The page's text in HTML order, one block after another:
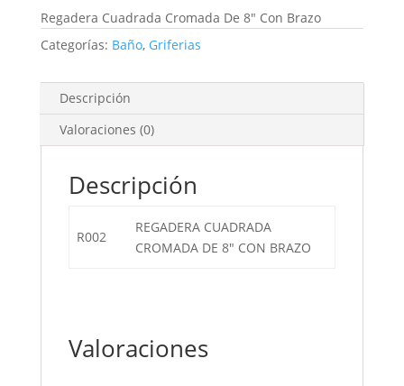
Regadera Cuadrada Cromada De 8″ Con Brazo
Categorías: Baño, Griferias
Descripción
Valoraciones (0)
Descripción
R002
REGADERA CUADRADA
CROMADA DE 8″ CON BRAZO
Valoraciones